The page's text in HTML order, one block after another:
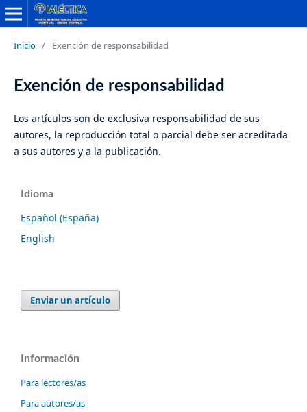
Inicio / Exención de responsabilidad
Exención de responsabilidad
Los artículos son de exclusiva responsabilidad de sus
autores, la reproducción total o parcial debe ser acreditada
a sus autores y a la publicación.
Idioma
Español (España)
English
Enviar un artículo
Información
Para lectores/as
Para autores/as